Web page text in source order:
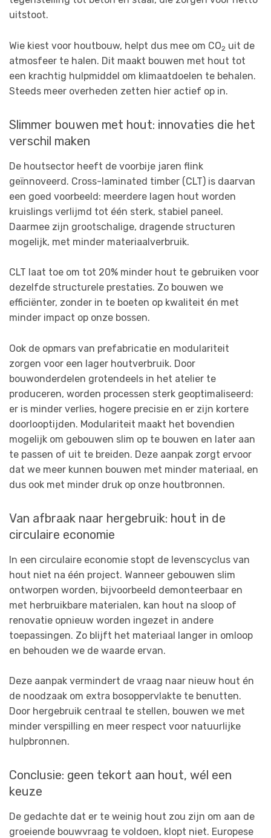
uitstoot.
Wie kiest voor houtbouw, helpt dus mee om CO2 uit de
atmosfeer te halen. Dit maakt bouwen met hout tot
een krachtig hulpmiddel om klimaatdoelen te behalen.
Steeds meer overheden zetten hier actief op in.
Slimmer bouwen met hout: innovaties die het
verschil maken
De houtsector heeft de voorbije jaren flink
geïnnoveerd. Cross-laminated timber (CLT) is daarvan
een goed voorbeeld: meerdere lagen hout worden
kruislings verlijmd tot één sterk, stabiel paneel.
Daarmee zijn grootschalige, dragende structuren
mogelijk, met minder materiaalverbruik.
CLT laat toe om tot 20% minder hout te gebruiken voor
dezelfde structurele prestaties. Zo bouwen we
efficiënter, zonder in te boeten op kwaliteit én met
minder impact op onze bossen.
Ook de opmars van prefabricatie en modulariteit
zorgen voor een lager houtverbruik. Door
bouwonderdelen grotendeels in het atelier te
produceren, worden processen sterk geoptimaliseerd:
er is minder verlies, hogere precisie en er zijn kortere
doorlooptijden. Modulariteit maakt het bovendien
mogelijk om gebouwen slim op te bouwen en later aan
te passen of uit te breiden. Deze aanpak zorgt ervoor
dat we meer kunnen bouwen met minder materiaal, en
dus ook met minder druk op onze houtbronnen.
Van afbraak naar hergebruik: hout in de
circulaire economie
In een circulaire economie stopt de levenscyclus van
hout niet na één project. Wanneer gebouwen slim
ontworpen worden, bijvoorbeeld demonteerbaar en
met herbruikbare materialen, kan hout na sloop of
renovatie opnieuw worden ingezet in andere
toepassingen. Zo blijft het materiaal langer in omloop
en behouden we de waarde ervan.
Deze aanpak vermindert de vraag naar nieuw hout én
de noodzaak om extra bosoppervlakte te benutten.
Door hergebruik centraal te stellen, bouwen we met
minder verspilling en meer respect voor natuurlijke
hulpbronnen.
Conclusie: geen tekort aan hout, wél een
keuze
De gedachte dat er te weinig hout zou zijn om aan de
groeiende bouwvraag te voldoen, klopt niet. Europese